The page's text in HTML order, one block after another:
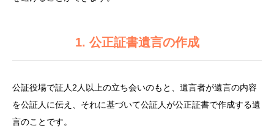
1. 公正証書遺言の作成
公証役場で証人2人以上の立ち会いのもと、遺言者が遺言の内容
を公証人に伝え、それに基づいて公証人が公正証書で作成する遺
言のことです。